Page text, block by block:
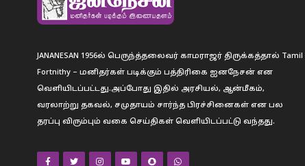
JANANESAN 1956ல் பெருந்த்தலைவர் காமராஜர் திருக்கத்தால் Tamil
Fortnithy – மனிதர்கள் படிக்கும் பத்திரிகை ஐனநேசன் என
வெளியிடப்பட்டது.அப்போது இதில் அரசியல், ஆன்மீகம்,
வரலாற்று தகவல், சமுதாயம் சார்ந்த பிரச்சினைகள் என பல
தரப்பு விரும்பும் வகை செய்திகள் வெளியிடப்பட்டு வந்தது.